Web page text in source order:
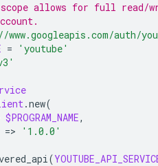
scope allows for full read/
auth/
=
'youtube'
.new(
$PROGRAM_NAME,
=>
'1.0.0'
(